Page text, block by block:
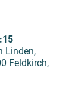
Linden,
Feldkirch,